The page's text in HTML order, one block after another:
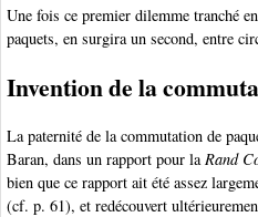
Une fois ce premier dilemme tranché
paquets, en surgira un second, entre
Invention de la
La paternité de la commutation de
Baran, dans un rapport pour laRand
bien que ce rapport ait été assez
(cf. p. 61), et redécouvert